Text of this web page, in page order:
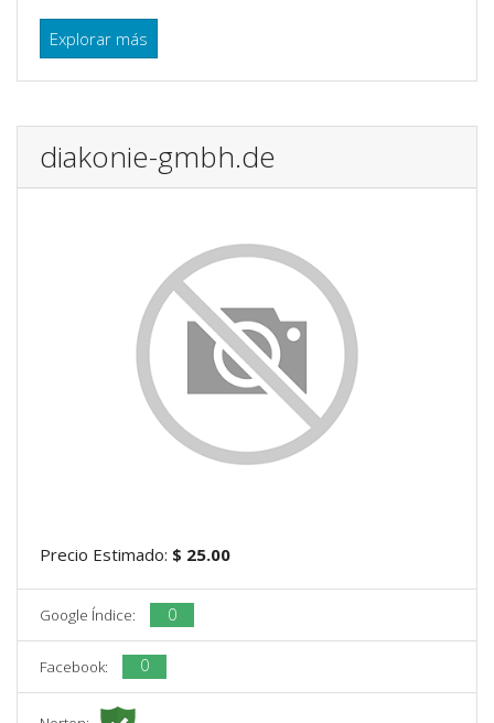
Explorar más
diakonie-gmbh.de
Precio Estimado: $ 25.00
Google Índice: 0
Facebook: 0